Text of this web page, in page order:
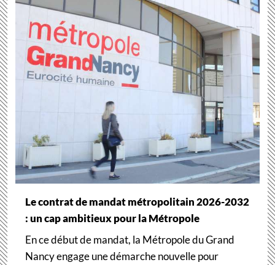
Le contrat de mandat métropolitain 2026-2032
: un cap ambitieux pour la Métropole
En ce début de mandat, la Métropole du Grand
Nancy engage une démarche nouvelle pour